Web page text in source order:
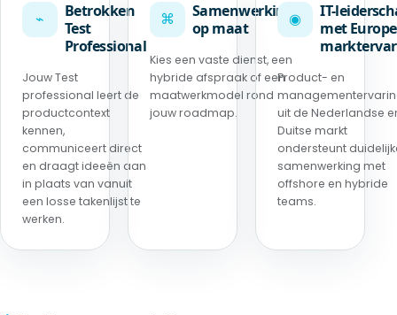
⌁
Betrokken
Test
Professional
Jouw Test
professional leert de
productcontext
kennen,
communiceert direct
en draagt ideeën aan
in plaats van vanuit
een losse takenlijst te
werken.
⌘
Samenwerking
op maat
Kies een vaste dienst, een
hybride afspraak of een
maatwerkmodel rond
jouw roadmap.
◉
IT-
met
Product- en
uit de Nederlandse
Duitse markt
ondersteunt
samenwerking met
offshore en hybride
teams.